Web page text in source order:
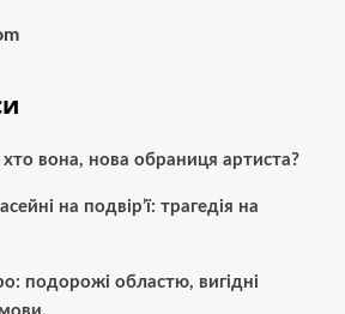
вона, нова обраниця артиста?
на подвір’ї: трагедія на
подорожі областю, вигідні